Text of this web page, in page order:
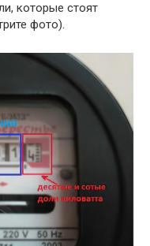
которые стоят
фото).